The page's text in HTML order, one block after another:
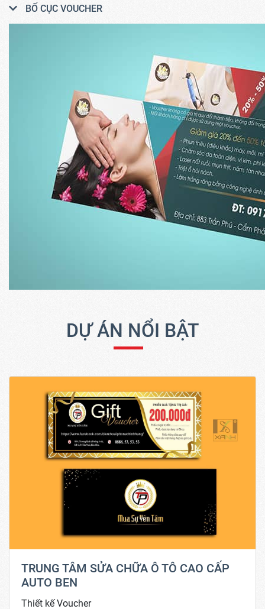
BỐ CỤC VOUCHER
DỰ ÁN NỔI BẬT
TRUNG TÂM SỬA CHỮA Ô TÔ CAO CẤP
AUTO BEN
Thiết kế Voucher